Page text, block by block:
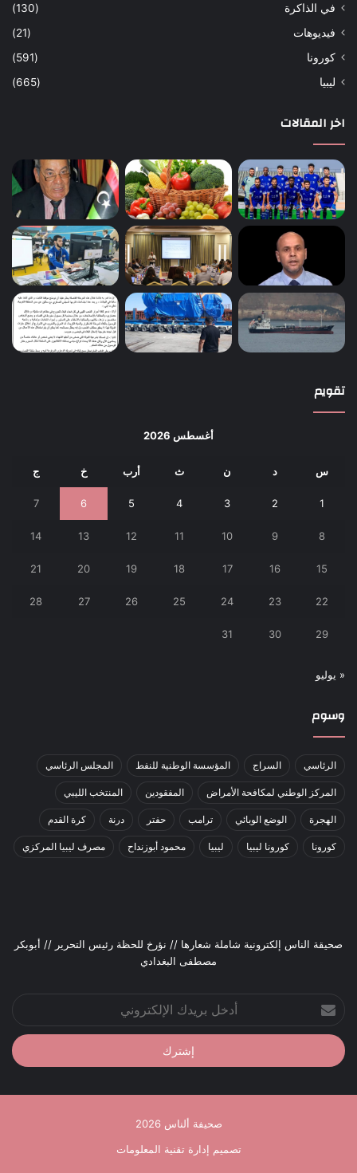
في الذاكرة
(130)
فيديوهات
(21)
كورونا
(591)
ليبيا
(665)
اخر المقالات
تقويم
أغسطس 2026
س د ن ث أرب خ ج
1
2
3
4
5
6
7
8
9
10
11
12
13
14
15
16
17
18
19
20
21
22
23
24
25
26
27
28
29
30
31
« يوليو
وسوم
الرئاسي السراج المؤسسة الوطنية للنفط المجلس الرئاسي
المركز الوطني لمكافحة الأمراض المفقودين المنتخب الليبي
الهجرة الوضع الوبائي ترامب حفتر درنة كرة القدم
كورونا كورونا ليبيا ليبيا محمود أبوزنداح مصرف ليبيا المركزي
صحيقة الناس إلكترونية شاملة شعارها // نؤرخ للحظة رئيس التحرير // أبوبكر
مصطفى البغدادي
بريدك
الإلكتروني
صحيفة ألناس 2026
تصميم إدارة تقنية المعلومات